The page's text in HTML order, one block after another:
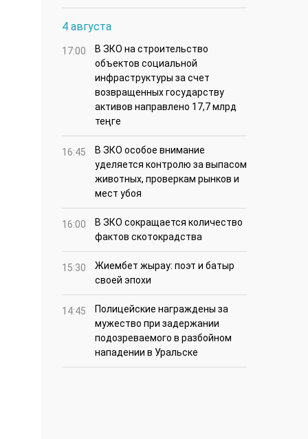
4 августа
17:00
В ЗКО на строительство
объектов социальной
инфраструктуры за счет
возвращенных государству
активов направлено 17,7 млрд
теңге
16:45
В ЗКО особое внимание
уделяется контролю за выпасом
животных, проверкам рынков и
мест убоя
16:00
В ЗКО сокращается количество
фактов скотокрадства
15:30
Жиембет жырау: поэт и батыр
своей эпохи
14:45
Полицейские награждены за
мужество при задержании
подозреваемого в разбойном
нападении в Уральске